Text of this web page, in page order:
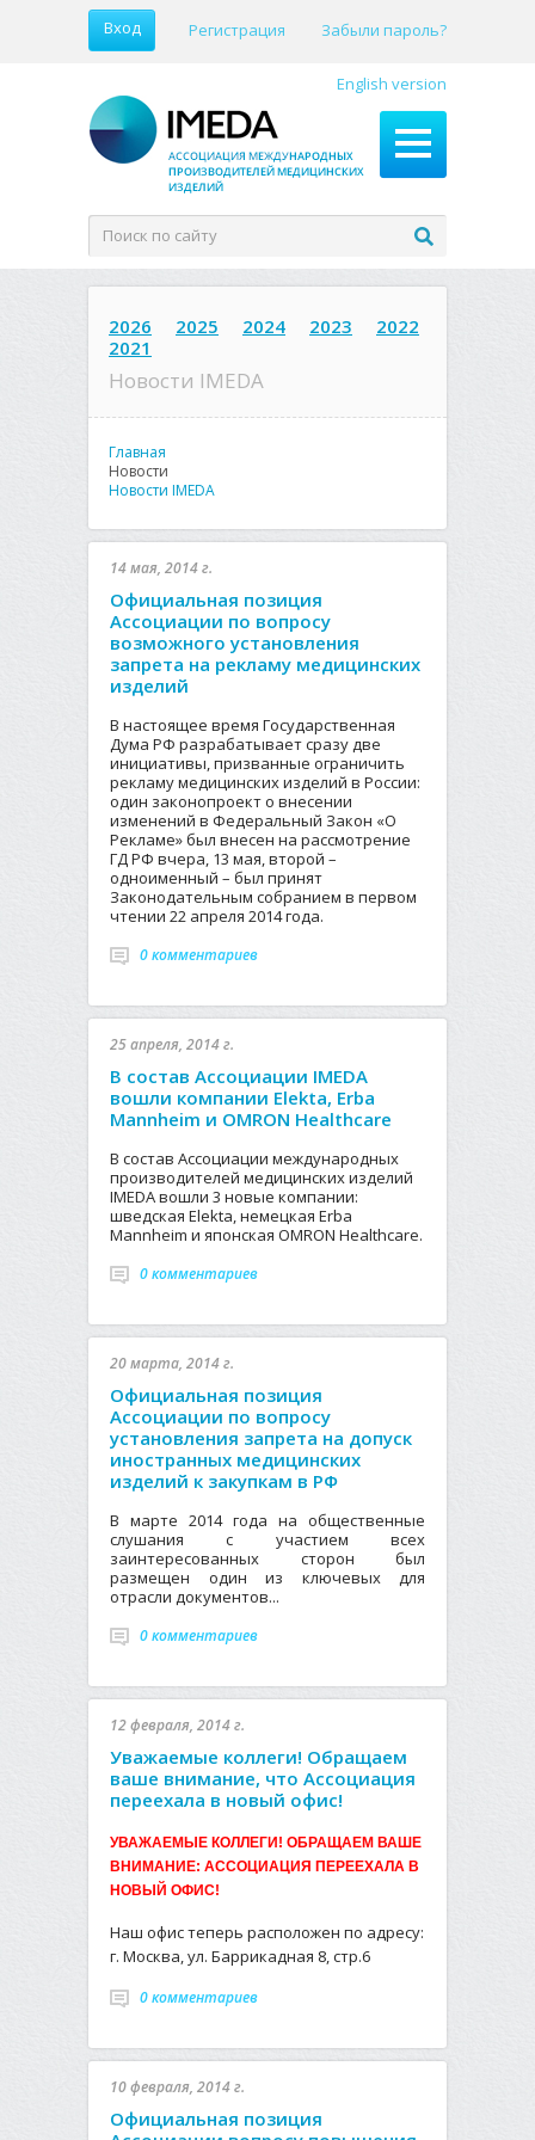
Вход Регистрация Забыли пароль?
English version
2026 2025 2024 2023
2022
2021
Новости IMEDA
Главная
Новости
Новости IMEDA
14 мая, 2014 г.
Официальная позиция
Ассоциации по вопросу
возможного установления
запрета на рекламу медицинских
изделий
В настоящее время Государственная
Дума РФ разрабатывает сразу две
инициативы, призванные ограничить
рекламу медицинских изделий в России:
один законопроект о внесении
изменений в Федеральный Закон «О
Рекламе» был внесен на рассмотрение
ГД РФ вчера, 13 мая, второй –
одноименный – был принят
Законодательным собранием в первом
чтении 22 апреля 2014 года.
0 комментариев
25 апреля, 2014 г.
В состав Ассоциации IMEDA
вошли компании Elekta, Erba
Mannheim и OMRON Healthcare
В состав Ассоциации международных
производителей медицинских изделий
IMEDA вошли 3 новые компании:
шведская Elekta, немецкая Erba
Mannheim и японская OMRON Healthcare.
0 комментариев
20 марта, 2014 г.
Официальная позиция
Ассоциации по вопросу
установления запрета на допуск
иностранных медицинских
изделий к закупкам в РФ
В марте 2014 года на общественные
слушания с участием всех
заинтересованных сторон был
размещен один из ключевых для
отрасли документов...
0 комментариев
12 февраля, 2014 г.
Уважаемые коллеги! Обращаем
ваше внимание, что Ассоциация
переехала в новый офис!
УВАЖАЕМЫЕ КОЛЛЕГИ! ОБРАЩАЕМ ВАШЕ
ВНИМАНИЕ: АССОЦИАЦИЯ ПЕРЕЕХАЛА В
НОВЫЙ ОФИС!
Наш офис теперь расположен по адресу:
г. Москва, ул. Баррикадная 8, стр.6
0 комментариев
10 февраля, 2014 г.
Официальная позиция